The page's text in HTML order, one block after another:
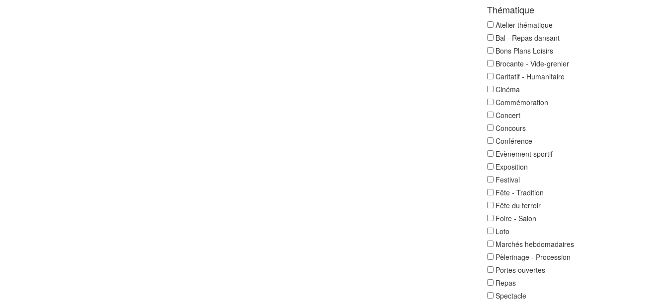
Thématique
Atelier thématique
Bal - Repas dansant
Bons Plans Loisirs
Brocante - Vide-grenier
Caritatif - Humanitaire
Cinéma
Commémoration
Concert
Concours
Conférence
Evènement sportif
Exposition
Festival
Fête - Tradition
Fête du terroir
Foire - Salon
Loto
Marchés hebdomadaires
Pèlerinage - Procession
Portes ouvertes
Repas
Spectacle